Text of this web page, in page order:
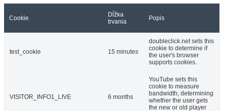
Cookie
Dĺžka
trvania
Popis
test_cookie 15 minutes
doubleclick.net sets this
cookie to determine if
the user's browser
supports cookies.
VISITOR_INFO1_LIVE 6 months
YouTube sets this
cookie to measure
bandwidth, determining
whether the user gets
the new or old player